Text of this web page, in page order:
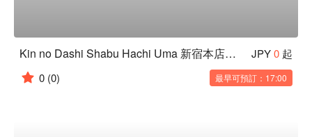
Kin no Dashi Shabu Hachi Uma 新宿本店｜A5和牛涮涮鍋與壽喜燒 JPY0 起
0 (0) 最早可預訂：17:00